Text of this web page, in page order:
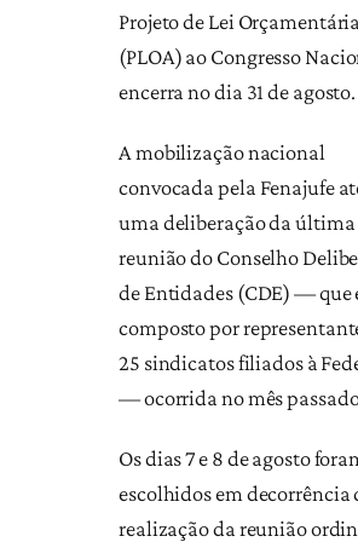
Projeto de Lei
(PLOA) ao Congresso
encerra no dia 31 de agosto.
A mobilização nacional
convocada pela Fenajufe
uma deliberação da última
reunião do Conselho
de Entidades (CDE) — que
composto por
25 sindicatos filiados à
— ocorrida no mês
Os dias 7 e 8 de agosto
escolhidos em decorrência
realização da reunião